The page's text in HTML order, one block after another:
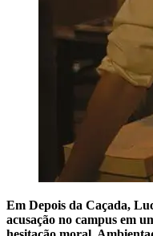
Em Depois da Caçada,
acusação no campus em